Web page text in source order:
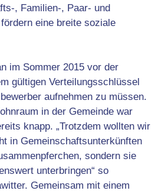
, Familien-, Paar- und
eine breite soziale
im Sommer 2015 vor der
gültigen Verteilungsschlüssel
aufnehmen zu müssen.
in der Gemeinde war
knapp. „Trotzdem wollten wir
in Gemeinschaftsunterkünften
sondern sie
unterbringen“ so
Gemeinsam mit einem